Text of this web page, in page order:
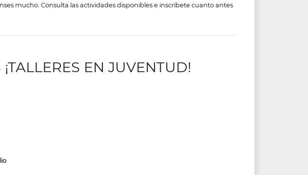
mucho. Consulta las actividades disponibles e inscríbete cuanto antes
EN JUVENTUD!